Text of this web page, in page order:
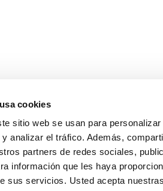
cookies
sitio web se usan para
analizar el tráfico. Además,
partners de redes sociales,
información que les haya
sus servicios. Usted acepta